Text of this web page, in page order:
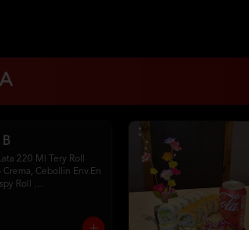
B
220 Ml Tery Roll
Crema, Cebollin Env.En
Roll